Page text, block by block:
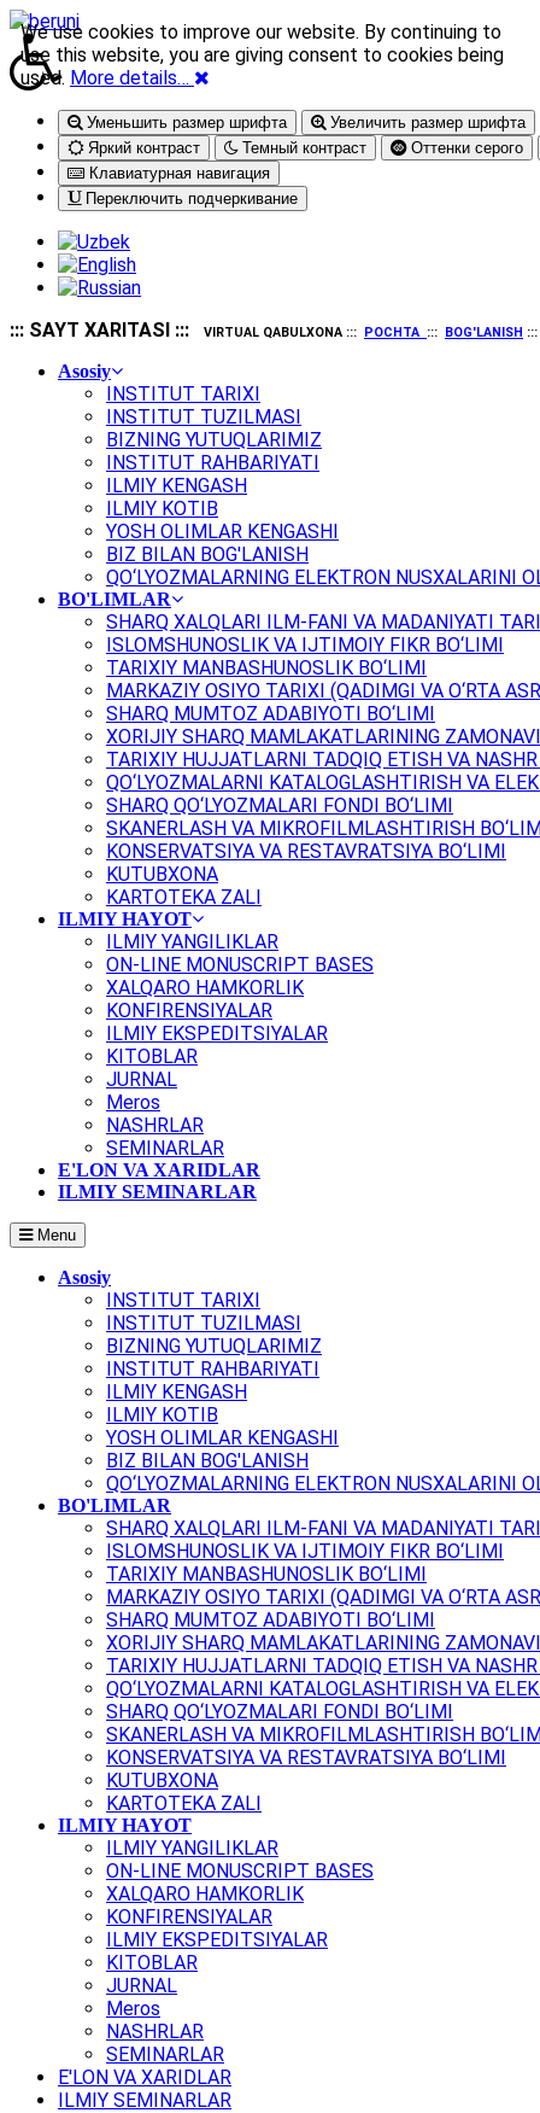
Уменьшить размер шрифта
Увеличить размер шрифта
Яркий контраст
Темный контраст
Оттенки серого
Клавиатурная навигация
Переключить подчеркивание
::: SAYT XARITASI ::: VIRTUAL QABULXONA ::: POCHTA ::: BOG'LANISH
Asosiy
INSTITUT TARIXI
INSTITUT TUZILMASI
BIZNING YUTUQLARIMIZ
INSTITUT RAHBARIYATI
ILMIY KENGASH
ILMIY KOTIB
YOSH OLIMLAR KENGASHI
BIZ BILAN BOG'LANISH
QO‘LYOZMALARNING ELEKTRON NUSXALARINI
BO'LIMLAR
SHARQ XALQLARI ILM-FANI VA MADANIYATI
ISLOMSHUNOSLIK VA IJTIMOIY FIKR BO‘LIMI
TARIXIY MANBASHUNOSLIK BO‘LIMI
MARKAZIY OSIYO TARIXI (QADIMGI VA O‘RTA
SHARQ MUMTOZ ADABIYOTI BO‘LIMI
XORIJIY SHARQ MAMLAKATLARINING
TARIXIY HUJJATLARNI TADQIQ ETISH VA
QO‘LYOZMALARNI KATALOGLASHTIRISH VA
SHARQ QO‘LYOZMALARI FONDI BO‘LIMI
SKANERLASH VA MIKROFILMLASHTIRISH
KONSERVATSIYA VA RESTAVRATSIYA BO‘LIMI
KUTUBXONA
KARTOTEKA ZALI
ILMIY HAYOT
ILMIY YANGILIKLAR
ON-LINE MONUSCRIPT BASES
XALQARO HAMKORLIK
KONFIRENSIYALAR
ILMIY EKSPEDITSIYALAR
KITOBLAR
JURNAL
Meros
NASHRLAR
SEMINARLAR
E'LON VA XARIDLAR
ILMIY SEMINARLAR
Menu
Asosiy
INSTITUT TARIXI
INSTITUT TUZILMASI
BIZNING YUTUQLARIMIZ
INSTITUT RAHBARIYATI
ILMIY KENGASH
ILMIY KOTIB
YOSH OLIMLAR KENGASHI
BIZ BILAN BOG'LANISH
QO‘LYOZMALARNING ELEKTRON NUSXALARINI
BO'LIMLAR
SHARQ XALQLARI ILM-FANI VA MADANIYATI
ISLOMSHUNOSLIK VA IJTIMOIY FIKR BO‘LIMI
TARIXIY MANBASHUNOSLIK BO‘LIMI
MARKAZIY OSIYO TARIXI (QADIMGI VA O‘RTA
SHARQ MUMTOZ ADABIYOTI BO‘LIMI
XORIJIY SHARQ MAMLAKATLARINING
TARIXIY HUJJATLARNI TADQIQ ETISH VA
QO‘LYOZMALARNI KATALOGLASHTIRISH VA
SHARQ QO‘LYOZMALARI FONDI BO‘LIMI
SKANERLASH VA MIKROFILMLASHTIRISH
KONSERVATSIYA VA RESTAVRATSIYA BO‘LIMI
KUTUBXONA
KARTOTEKA ZALI
ILMIY HAYOT
ILMIY YANGILIKLAR
ON-LINE MONUSCRIPT BASES
XALQARO HAMKORLIK
KONFIRENSIYALAR
ILMIY EKSPEDITSIYALAR
KITOBLAR
JURNAL
Meros
NASHRLAR
SEMINARLAR
E'LON VA XARIDLAR
ILMIY SEMINARLAR
We use cookies to improve our website. By continuing to
use this website, you are giving consent to cookies being
used. More details…